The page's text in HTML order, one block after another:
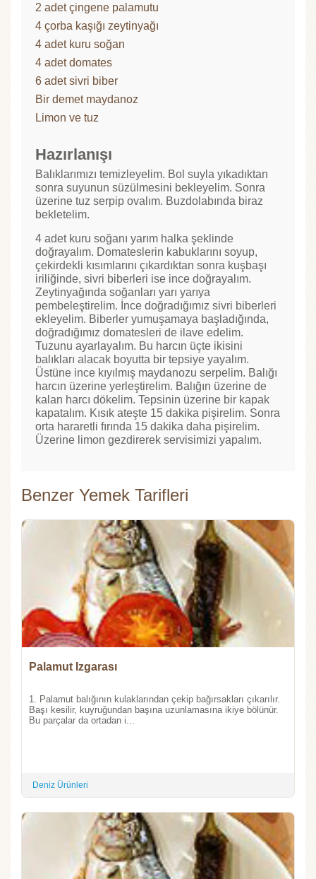
2 adet çingene palamutu
4 çorba kaşığı zeytinyağı
4 adet kuru soğan
4 adet domates
6 adet sivri biber
Bir demet maydanoz
Limon ve tuz
Hazırlanışı
Balıklarımızı temizleyelim. Bol suyla yıkadıktan
sonra suyunun süzülmesini bekleyelim. Sonra
üzerine tuz serpip ovalım. Buzdolabında biraz
bekletelim.
4 adet kuru soğanı yarım halka şeklinde
doğrayalım. Domateslerin kabuklarını soyup,
çekirdekli kısımlarını çıkardıktan sonra kuşbaşı
iriliğinde, sivri biberleri ise ince doğrayalım.
Zeytinyağında soğanları yarı yarıya
pembeleştirelim. İnce doğradığımız sivri biberleri
ekleyelim. Biberler yumuşamaya başladığında,
doğradığımız domatesleri de ilave edelim.
Tuzunu ayarlayalım. Bu harcın üçte ikisini
balıkları alacak boyutta bir tepsiye yayalım.
Üstüne ince kıyılmış maydanozu serpelim. Balığı
harcın üzerine yerleştirelim. Balığın üzerine de
kalan harcı dökelim. Tepsinin üzerine bir kapak
kapatalım. Kısık ateşte 15 dakika pişirelim. Sonra
orta hararetli fırında 15 dakika daha pişirelim.
Üzerine limon gezdirerek servisimizi yapalım.
Benzer Yemek Tarifleri
Palamut Izgarası
1. Palamut balığının kulaklarından çekip bağırsakları çıkarılır.
Başı kesilir, kuyruğundan başına uzunlamasına ikiye bölünür.
Bu parçalar da ortadan i...
Deniz Ürünleri